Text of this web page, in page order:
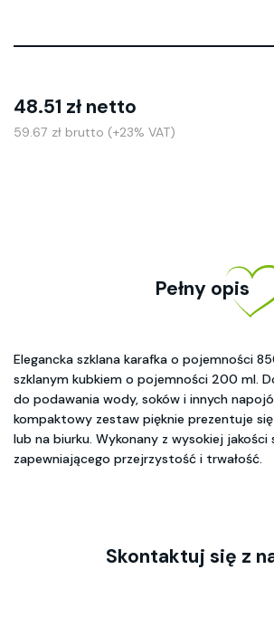
48.51 zł netto
59.67 zł brutto (+23% VAT)
Pełny opis
Elegancka szklana karafka o pojemności
szklanym kubkiem o pojemności 200 ml.
do podawania wody, soków i innych
kompaktowy zestaw pięknie prezentuje
lub na biurku. Wykonany z wysokiej jakości
zapewniającego przejrzystość i trwałość.
Skontaktuj się z